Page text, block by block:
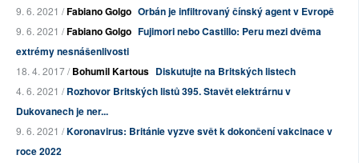
9. 6. 2021 /Fabiano Golgo Orbán je infiltrovaný čínský agent v Evropě
9. 6. 2021 /Fabiano Golgo Fujimori nebo Castillo: Peru mezi dvěma
extrémy nesnášenlivosti
18. 4. 2017 /Bohumil Kartous Diskutujte na Britských listech
4. 6. 2021 /Rozhovor Britských listů 395. Stavět elektrárnu v
Dukovanech je ner...
9. 6. 2021 /Koronavirus: Británie vyzve svět k dokončení vakcinace v
roce 2022